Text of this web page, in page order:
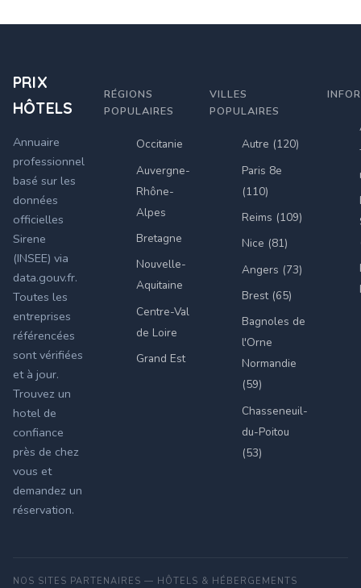
PRIX
HÔTELS
Annuaire
professionnel
basé sur les
données
officielles
Sirene
(INSEE) via
data.gouv.fr.
Toutes les
entreprises
référencées
sont vérifiées
et à jour.
Trouvez un
hotel de
confiance
près de chez
vous et
demandez un
réservation.
RÉGIONS
POPULAIRES
Occitanie
Auvergne-
Rhône-
Alpes
Bretagne
Nouvelle-
Aquitaine
Centre-Val
de Loire
Grand Est
VILLES
POPULAIRES
Autre (120)
Paris 8e
(110)
Reims (109)
Nice (81)
Angers (73)
Brest (65)
Bagnoles de
l'Orne
Normandie
(59)
Chasseneuil-
du-Poitou
(53)
NOS SITES PARTENAIRES — HÔTELS & HÉBERGEMENTS